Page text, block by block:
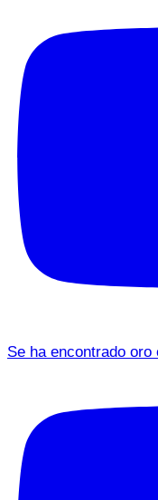
Se ha encontrado